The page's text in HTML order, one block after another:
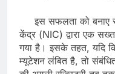
​इस सफलता को बनाए
केंद्र (NIC) द्वारा एक
गया है। इसके तहत, यदि
म्यूटेशन लंबित है, तो